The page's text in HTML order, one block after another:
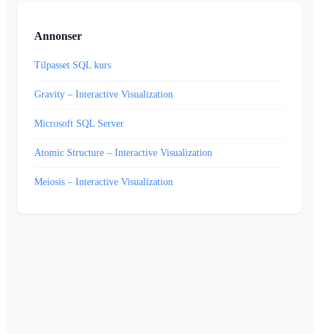
Annonser
Tilpasset SQL kurs
Gravity – Interactive Visualization
Microsoft SQL Server
Atomic Structure – Interactive Visualization
Meiosis – Interactive Visualization